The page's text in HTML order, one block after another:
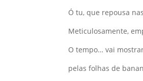
Ó tu, que repousa
Meticulosamente,
O tempo… vai
pelas folhas de